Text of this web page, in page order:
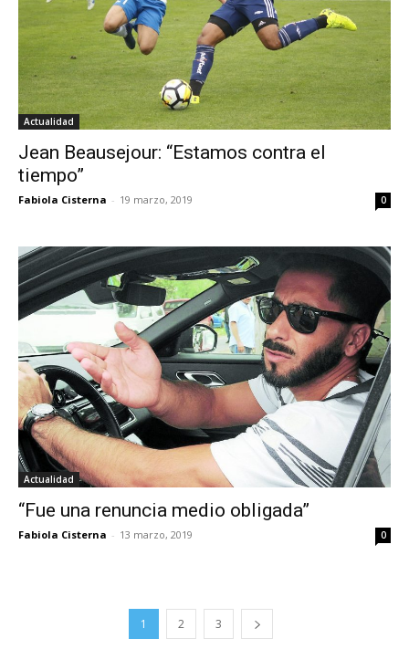
Actualidad
Jean Beausejour: “Estamos contra el
tiempo”
Fabiola Cisterna - 19 marzo, 2019 0
Actualidad
“Fue una renuncia medio obligada”
Fabiola Cisterna - 13 marzo, 2019 0
1 2 3